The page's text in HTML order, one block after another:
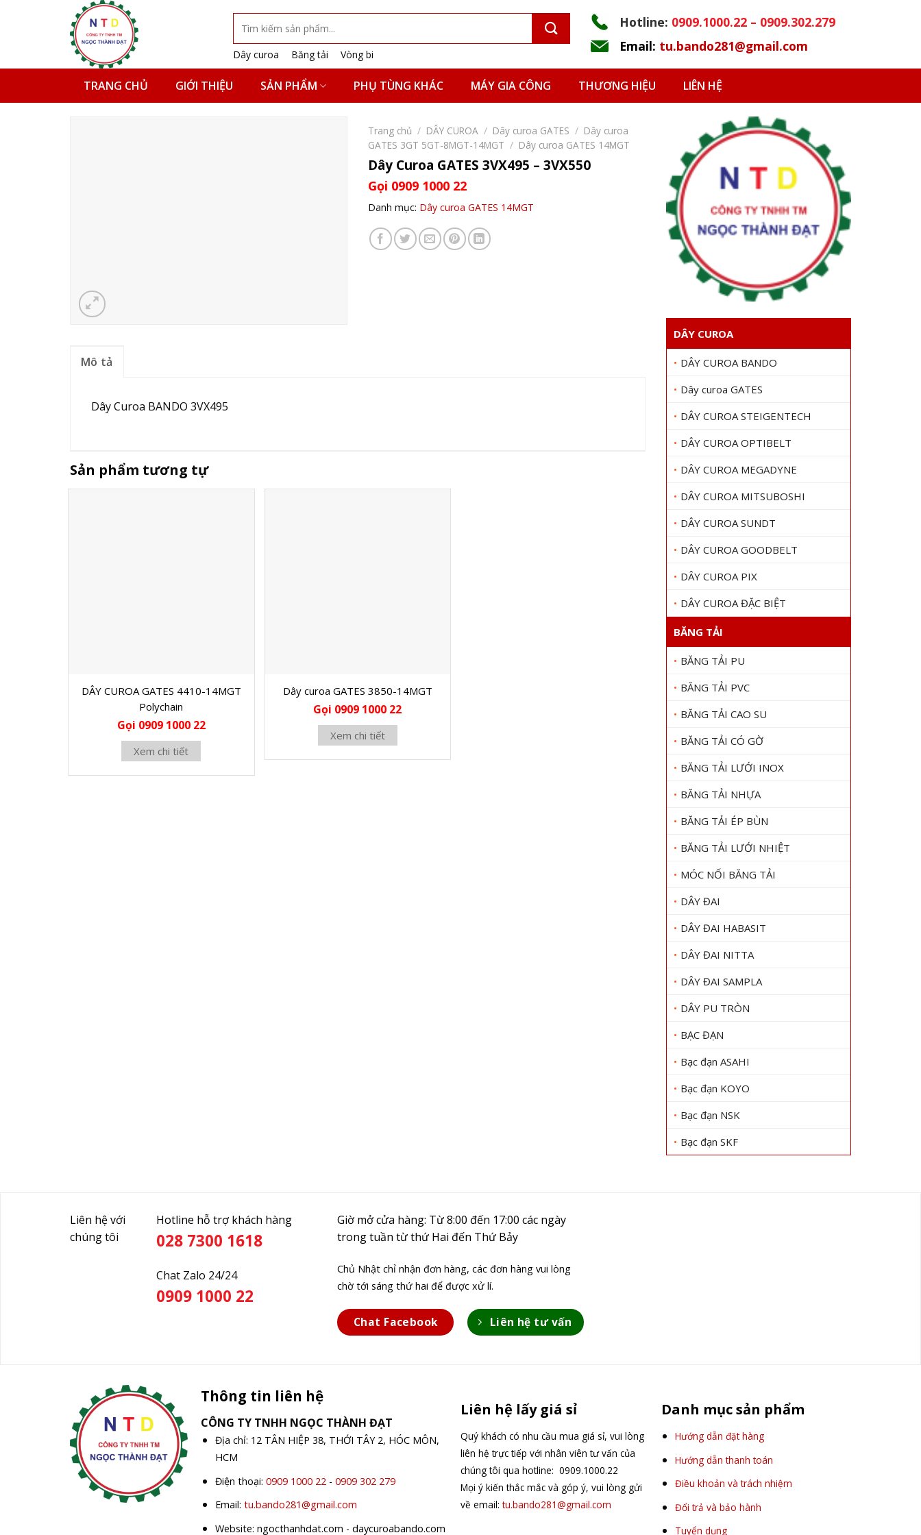
kiếm:
Dây curoa
Băng tải Vòng bi
Hotline: 0909.1000.22 – 0909.302.279
Email: tu.bando281@gmail.com
TRANG CHỦ GIỚI THIỆU SẢN PHẨM PHỤ TÙNG KHÁC MÁY GIA CÔNG THƯƠNG HIỆU LIÊN HỆ
DÂY CUROA
DÂY CUROA BANDO
Dây curoa GATES
DÂY CUROA STEIGENTECH
DÂY CUROA OPTIBELT
DÂY CUROA MEGADYNE
DÂY CUROA MITSUBOSHI
DÂY CUROA SUNDT
DÂY CUROA GOODBELT
DÂY CUROA PIX
DÂY CUROA ĐẶC BIỆT
BĂNG TẢI
BĂNG TẢI PU
BĂNG TẢI PVC
BĂNG TẢI CAO SU
BĂNG TẢI CÓ GỜ
BĂNG TẢI LƯỚI INOX
BĂNG TẢI NHỰA
BĂNG TẢI ÉP BÙN
BĂNG TẢI LƯỚI NHIỆT
MÓC NỐI BĂNG TẢI
DÂY ĐAI
DÂY ĐAI HABASIT
DÂY ĐAI NITTA
DÂY ĐAI SAMPLA
DÂY PU TRÒN
BẠC ĐẠN
Bạc đạn ASAHI
Bạc đạn KOYO
Bạc đạn NSK
Bạc đạn SKF
Trang chủ / DÂY CUROA / Dây curoa GATES / Dây curoa
GATES 3GT 5GT-8MGT-14MGT / Dây curoa GATES 14MGT
Dây Curoa GATES 3VX495 – 3VX550
Gọi 0909 1000 22
Danh mục: Dây curoa GATES 14MGT
Mô tả
Dây Curoa BANDO 3VX495
Sản phẩm tương tự
DÂY CUROA GATES 4410-14MGT
Polychain
Gọi 0909 1000 22
Xem chi tiết
Dây curoa GATES 3850-14MGT
Gọi 0909 1000 22
Xem chi tiết
Liên hệ với
chúng tôi
Hotline hỗ trợ khách hàng
028 7300 1618
Chat Zalo 24/24
0909 1000 22
Giờ mở cửa hàng: Từ 8:00 đến 17:00 các ngày
trong tuần từ thứ Hai đến Thứ Bảy
Chủ Nhật chỉ nhận đơn hàng, các đơn hàng vui lòng
chờ tới sáng thứ hai để được xử lí.
Chat Facebook Liên hệ tư vấn
Thông tin liên hệ
CÔNG TY TNHH NGỌC THÀNH ĐẠT
Địa chỉ: 12 TÂN HIỆP 38, THỚI TÂY 2, HÓC MÔN,
HCM
Điện thoại:0909 1000 22 -0909 302 279
Email:tu.bando281@gmail.com
Website: ngocthanhdat.com - daycuroabando.com
Liên hệ lấy giá sỉ
Quý khách có nhu cầu mua giá sỉ, vui lòng
liên hệ trực tiếp với nhân viên tư vấn của
chúng tôi qua hotline: 0909.1000.22
Mọi ý kiến thắc mắc và góp ý, vui lòng gửi
về email:tu.bando281@gmail.com
Danh mục sản phẩm
Hướng dẫn đặt hàng
Hướng dẫn thanh toán
Điều khoản và trách nhiệm
Đổi trả và bảo hành
Tuyển dụng